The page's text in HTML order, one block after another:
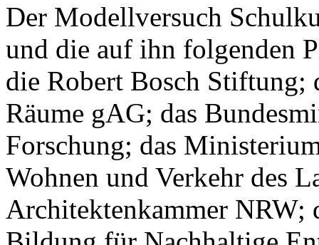
Der Modellversuch
und die auf ihn folgenden
die Robert Bosch
Räume gAG; das
Forschung; das
Wohnen und Verkehr des
Architektenkammer NRW;